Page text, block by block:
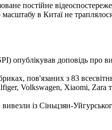
постійне
в Китаї не
опублікував доповідь
пов'язаних з 83
Volkswagen, Xiaomi, Zara
із Сіньцзян-